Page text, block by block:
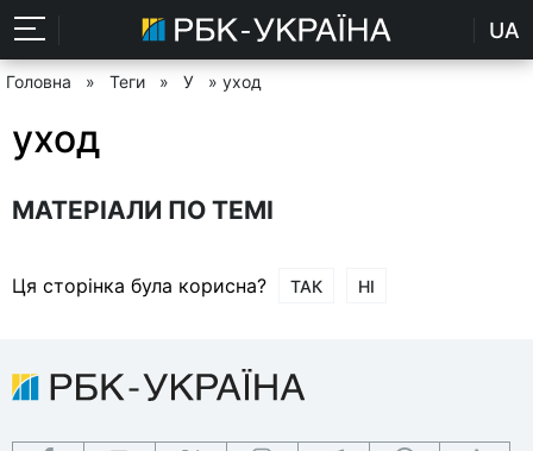
UA
Головна » Теги » У » уход
уход
МАТЕРІАЛИ ПО ТЕМІ
Ця сторінка була корисна? ТАК НІ